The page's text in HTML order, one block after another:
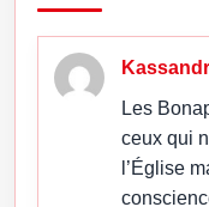
Les
ceux qui
l’Église